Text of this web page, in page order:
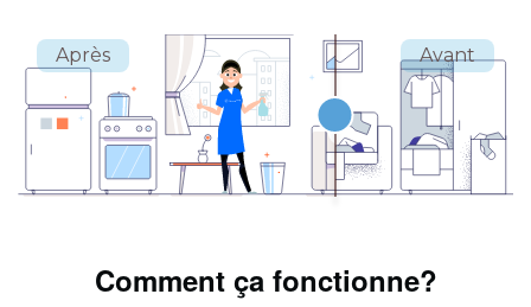
Comment ça fonctionne?